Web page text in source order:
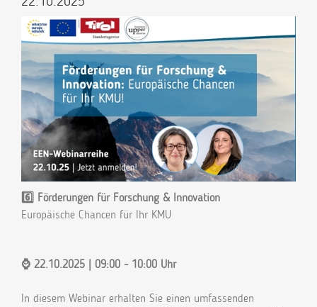
6️⃣ Förderungen für Forschung & Innovation
Europäische Chancen für Ihr KMU
⌚ 22.10.2025 | 09:00 - 10:00 Uhr
In diesem Webinar erhalten Sie einen umfassenden